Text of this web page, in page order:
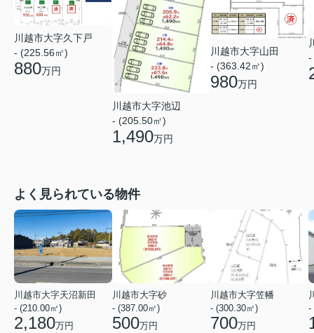
川越市大字久下戸
- (225.56㎡)
880万円
川越市大字池辺
- (205.50㎡)
1,490万円
川越市大字山田
- (363.42㎡)
980万円
-
よく見られている物件
川越市大字天沼新田
- (210.00㎡)
2,180万円
川越市大字砂
- (387.00㎡)
500万円
川越市大字笠幡
- (300.30㎡)
700万円
-